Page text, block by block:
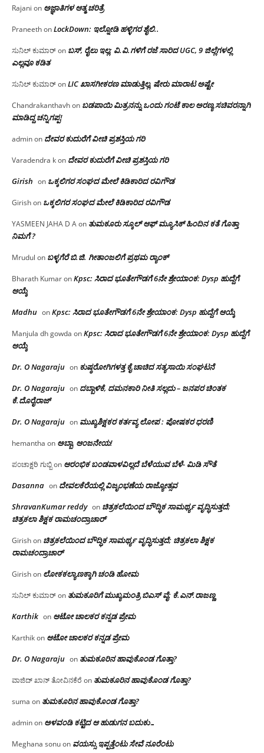
Rajani on ಅಜ್ಞಾತಿಗಳ ಆತ್ಮ ಚರಿತ್ರೆ
PraneethonLockDown: ಇಲ್ನೋಡಿ ಹಳ್ಳಿಗರ ಶೈಲಿ..
ಸುನಿಲ್ ಕುಮಾರ್on ಬಸ್, ರೈಲು ಇಲ್ಲ; ವಿ.ವಿ.ಗಳಿಗೆ ರಜೆ ಸಾರಿದ UGC, 9 ಜಿಲ್ಲೆಗಳಲ್ಲಿ
ಎಲ್ಲವೂ ಕಡಿತ
ಸುನಿಲ್ ಕುಮಾರ್onLIC ಖಾಸಗೀಕರಣ ಮಾಡುತ್ತಿಲ್ಲ, ಷೇರು ಮಾರಾಟ ಅಷ್ಟೇ
Chandrakanthavhon ಬಡಪಾಯಿ ಮಿತ್ರನನ್ನು ಒಂದು ಗಂಟೆ ಕಾಲ ಅರಣ್ಯ ಸಚಿವರನ್ನಾಗಿ
ಮಾಡಿದ್ದ ಚನ್ನಿಗಪ್ಪ!
adminon ದೇವರ ಕುದುರೆಗೆ ವೀಚಿ ಪ್ರಶಸ್ತಿಯ ಗರಿ
Varadendra kon ದೇವರ ಕುದುರೆಗೆ ವೀಚಿ ಪ್ರಶಸ್ತಿಯ ಗರಿ
Girish on ಒಕ್ಕಲಿಗರ ಸಂಘದ ಮೇಲೆ ಕಿಡಿಕಾರಿದ ರವಿಗೌಡ
Girishon ಒಕ್ಕಲಿಗರ ಸಂಘದ ಮೇಲೆ ಕಿಡಿಕಾರಿದ ರವಿಗೌಡ
YASMEEN JAHA D Aon ತುಮಕೂರು ಸ್ಕೂಲ್ ಆಫ್ ಮ್ಯೂಸಿಕ್ ಹಿಂದಿನ ಕತೆ ಗೊತ್ತಾ
ನಿಮಗೆ ?
Mrudul on ಬಳ್ಳಗೆರೆ ಬಿ.ಜಿ. ಗೀತಾಂಜಲಿಗೆ ಪ್ರಥಮ ರ‌್ಯಾಂಕ್
Bharath KumaronKpsc: ಸಿರಾದ ಭೂತೇಗೌಡಗೆ 6ನೇ ಶ್ರೇಯಾಂಕ: Dysp ಹುದ್ದೆಗೆ
ಆಯ್ಕೆ
Madhu onKpsc: ಸಿರಾದ ಭೂತೇಗೌಡಗೆ 6ನೇ ಶ್ರೇಯಾಂಕ: Dysp ಹುದ್ದೆಗೆ ಆಯ್ಕೆ
Manjula dh gowda onKpsc: ಸಿರಾದ ಭೂತೇಗೌಡಗೆ 6ನೇ ಶ್ರೇಯಾಂಕ: Dysp ಹುದ್ದೆಗೆ
ಆಯ್ಕೆ
Dr. O Nagaraju on ಕುಷ್ಠರೋಗಿಗಳತ್ತ ಕೈ ಚಾಚಿದ ಸತ್ಯಸಾಯಿ ಸಂಘಟನೆ
Dr. O Nagaraju on ದಬ್ಬಾಳಿಕೆ, ದಮನಕಾರಿ ನೀತಿ ಸಲ್ಲದು – ಜನಪರ ಚಿಂತಕ
ಕೆ.ದೊರೈರಾಜ್
Dr. O Nagaraju on ಮುಖ್ಯಶಿಕ್ಷಕರ ಕರ್ತವ್ಯ ಲೋಪ : ಪೋಷಕರ ಧರಣಿ
hemantha on ಅಬ್ಬಾ, ಆಂಜನೇಯ!
ಪಂಚಾಕ್ಷರಿ ಗುಬ್ಬಿon ಆರಂಭಿಕ ಬಂಡವಾಳವಿಲ್ಲದೆ ಬೆಳೆಯುವ ಬೆಳೆ- ಮಿಡಿ ಸೌತೆ
Dasanna on ದೇವಲಕೆರೆಯಲ್ಲಿ ವಿಜೃಂಭಣೆಯ ರಾಜ್ಯೋತ್ಸವ
ShravanKumar reddy on ಚಿತ್ರಕಲೆಯಿಂದ ಬೌದ್ಧಿಕ ಸಾಮರ್ಥ್ಯ ವೃದ್ಧಿಸುತ್ತದೆ;
ಚಿತ್ರಕಲಾ ಶಿಕ್ಷಕ ರಾಮಚಂದ್ರಾಚಾರ್
Girishon ಚಿತ್ರಕಲೆಯಿಂದ ಬೌದ್ಧಿಕ ಸಾಮರ್ಥ್ಯ ವೃದ್ಧಿಸುತ್ತದೆ; ಚಿತ್ರಕಲಾ ಶಿಕ್ಷಕ
ರಾಮಚಂದ್ರಾಚಾರ್
Girishon ಲೋಕಕಲ್ಯಾಣಕ್ಕಾಗಿ ಚಂಡಿ ಹೋಮ
ಸುನಿಲ್ ಕುಮಾರ್on ತುಮಕೂರಿಗೆ ಮುಖ್ಯಮಂತ್ರಿ ಬಿಎಸ್ ವೈ: ಕೆ.ಎನ್.ರಾಜಣ್ಣ
Karthik on ಆಟೋ ಚಾಲಕರ ಕನ್ನಡ ಪ್ರೇಮ
Karthikon ಆಟೋ ಚಾಲಕರ ಕನ್ನಡ ಪ್ರೇಮ
Dr. O Nagaraju on ತುಮಕೂರಿನ ಹಾವುಕೊಂಡ ಗೊತ್ತಾ?
ವಾಜಿದ್ ಖಾನ್ ತೋವಿನಕೆರೆ on ತುಮಕೂರಿನ ಹಾವುಕೊಂಡ ಗೊತ್ತಾ?
suma on ತುಮಕೂರಿನ ಹಾವುಕೊಂಡ ಗೊತ್ತಾ?
adminon ಅಳವಂಡಿ ಕಟ್ಟಿದ ಆ ಹುಡುಗನ ಬದುಕು…
Meghana sonuon ವಯಸ್ಸು ಇಪ್ಪತ್ತೆಂಟು ಸೇವೆ ನೂರೆಂಟು